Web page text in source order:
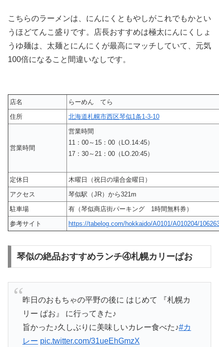
こちらのラーメンは、にんにくともやしがこれでもかとい
うほどてんこ盛りです。店長おすすめは極太にんにくしょ
うゆ麺は、太麺とにんにくが最高にマッチしていて、元気
100倍になること間違いなしです。
店名
らーめん てら
住所
北海道札幌市西区琴似1条1-3-10
営業時間
営業時間
11：00～15：00（LO.14:45）
17：30～21：00（LO.20:45）
定休日
木曜日（祝日の場合金曜日）
アクセス
琴似駅（JR）から321m
駐車場
有（琴似商店街パーキング 1時間無料券）
参考サイト
https://tabelog.com/hokkaido/A0101/A010204/
琴似の絶品おすすめランチ④札幌カリーぱお
昨日のおもちゃの平野の後に はじめて 『札幌カ
リー ぱお』 に行ってきた♪
旨かった♪久しぶりに美味しいカレー食べた♪#カ
レー pic.twitter.com/31ueEhGmzX